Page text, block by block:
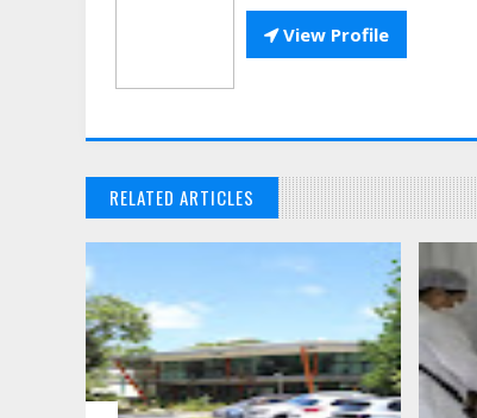
View Profile
RELATED ARTICLES